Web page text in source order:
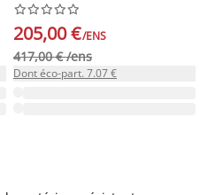






205,00 €/ENS
417,00 € /ens
Dont éco-part. 7.07 €